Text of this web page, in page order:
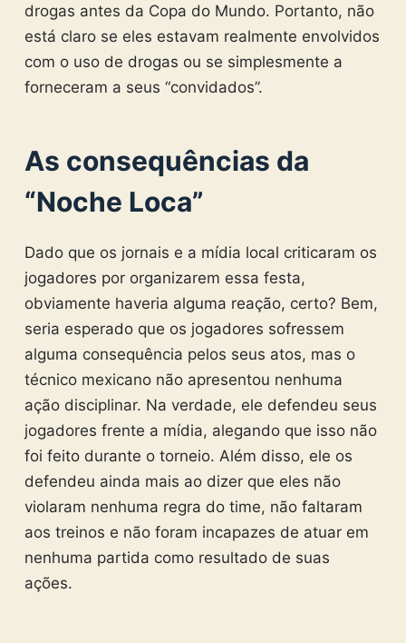
drogas antes da Copa do Mundo. Portanto, não
está claro se eles estavam realmente envolvidos
com o uso de drogas ou se simplesmente a
forneceram a seus “convidados”.
As consequências da
“Noche Loca”
Dado que os jornais e a mídia local criticaram os
jogadores por organizarem essa festa,
obviamente haveria alguma reação, certo? Bem,
seria esperado que os jogadores sofressem
alguma consequência pelos seus atos, mas o
técnico mexicano não apresentou nenhuma
ação disciplinar. Na verdade, ele defendeu seus
jogadores frente a mídia, alegando que isso não
foi feito durante o torneio. Além disso, ele os
defendeu ainda mais ao dizer que eles não
violaram nenhuma regra do time, não faltaram
aos treinos e não foram incapazes de atuar em
nenhuma partida como resultado de suas
ações.